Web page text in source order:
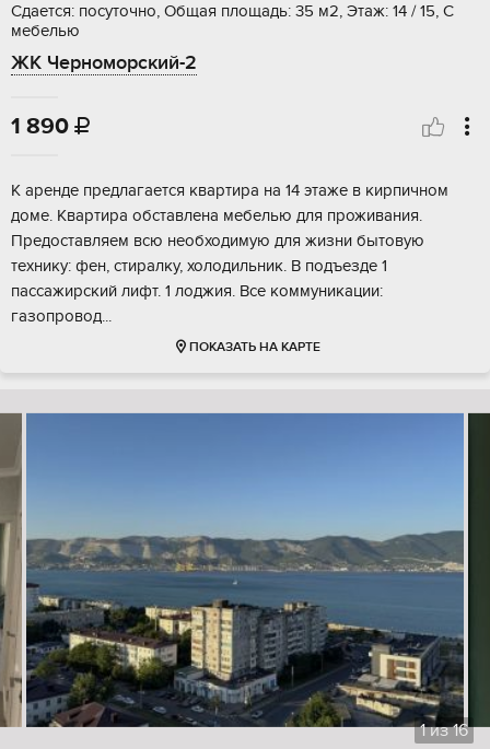
Сдается: посуточно, Общая площадь: 35 м2, Этаж: 14 / 15, С
мебелью
ЖК Черноморский-2
1 890 
К аренде предлагается квартира на 14 этаже в кирпичном
доме. Квартира обставлена мебелью для проживания.
Предоставляем всю необходимую для жизни бытовую
технику: фен, стиралку, холодильник. В подъезде 1
пассажирский лифт. 1 лоджия. Все коммуникации:
газопровод...
ПОКАЗАТЬ НА КАРТЕ
1из16